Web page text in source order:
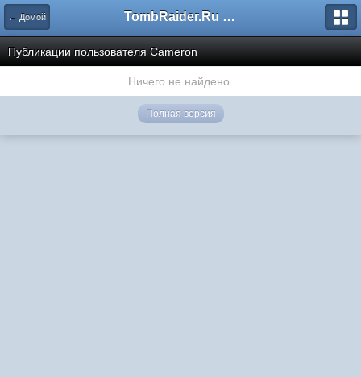
← Домой TombRaider.Ru - Форумы
Публикации пользователя Cameron
Ничего не найдено.
Полная версия